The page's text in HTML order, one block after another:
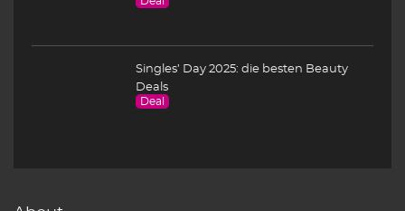
Singles’ Day 2025: die besten Beauty
Deals
Deal